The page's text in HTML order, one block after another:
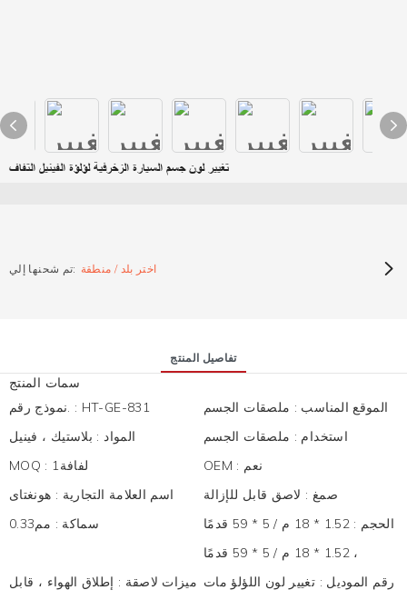
تغيير لون جسم السيارة الزخرفية لؤلؤة الفينيل التفاف
تم شحنها إلي: اختر بلد / منطقة
تفاصيل المنتج
سمات المنتج
نموذج رقم. : HT-GE-831 الموقع المناسب : ملصقات الجسم
المواد : بلاستيك ، فينيل استخدام : ملصقات الجسم
MOQ : لفافة1 OEM : نعم
اسم العلامة التجارية : هونغتاى صمغ : لاصق قابل للإزالة
سماكة : مم0.33 الحجم :
1.52 * 18 م / 5 * 59 قدمًا
، 1.52 * 18 م / 5 * 59 قدمًا
ميزات لاصقة : إطلاق الهواء ، قابل
رقم الموديل : تغيير لون اللؤلؤ مات